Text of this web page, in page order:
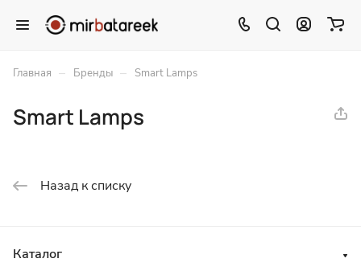
Главная – Бренды – Smart Lamps
Smart Lamps
Назад к списку
Каталог